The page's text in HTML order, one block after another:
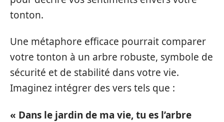
tonton.
Une métaphore efficace pourrait comparer
votre tonton à un arbre robuste, symbole de
sécurité et de stabilité dans votre vie.
Imaginez intégrer des vers tels que :
« Dans le jardin de ma vie, tu es l’arbre